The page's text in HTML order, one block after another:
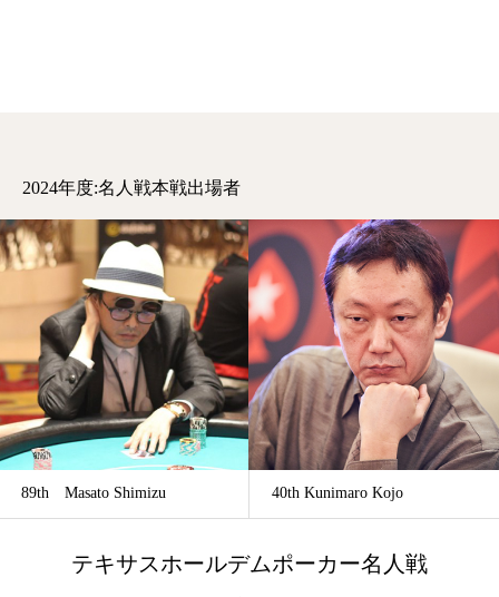
2024年度:名人戦本戦出場者
89th Masato Shimizu 40th Kunimaro Kojo
テキサスホールデムポーカー名人戦